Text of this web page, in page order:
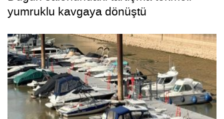
yumruklu kavgaya dönüştü